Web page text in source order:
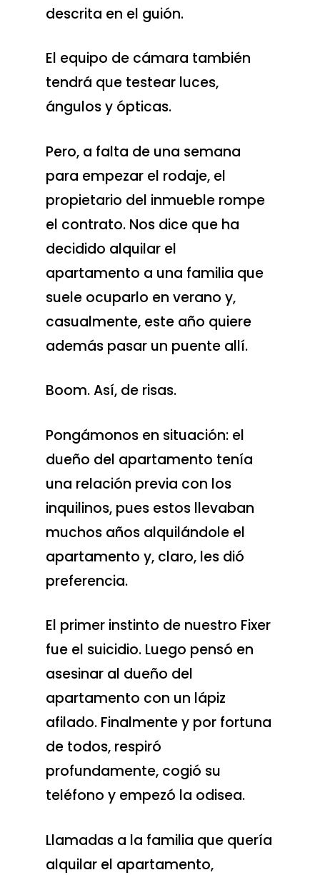
descrita en el guión.
El equipo de cámara también
tendrá que testear luces,
ángulos y ópticas.
Pero, a falta de una semana
para empezar el rodaje, el
propietario del inmueble rompe
el contrato. Nos dice que ha
decidido alquilar el
apartamento a una familia que
suele ocuparlo en verano y,
casualmente, este año quiere
además pasar un puente allí.
Boom. Así, de risas.
Pongámonos en situación: el
dueño del apartamento tenía
una relación previa con los
inquilinos, pues estos llevaban
muchos años alquilándole el
apartamento y, claro, les dió
preferencia.
El primer instinto de nuestro Fixer
fue el suicidio. Luego pensó en
asesinar al dueño del
apartamento con un lápiz
afilado. Finalmente y por fortuna
de todos, respiró
profundamente, cogió su
teléfono y empezó la odisea.
Llamadas a la familia que quería
alquilar el apartamento,